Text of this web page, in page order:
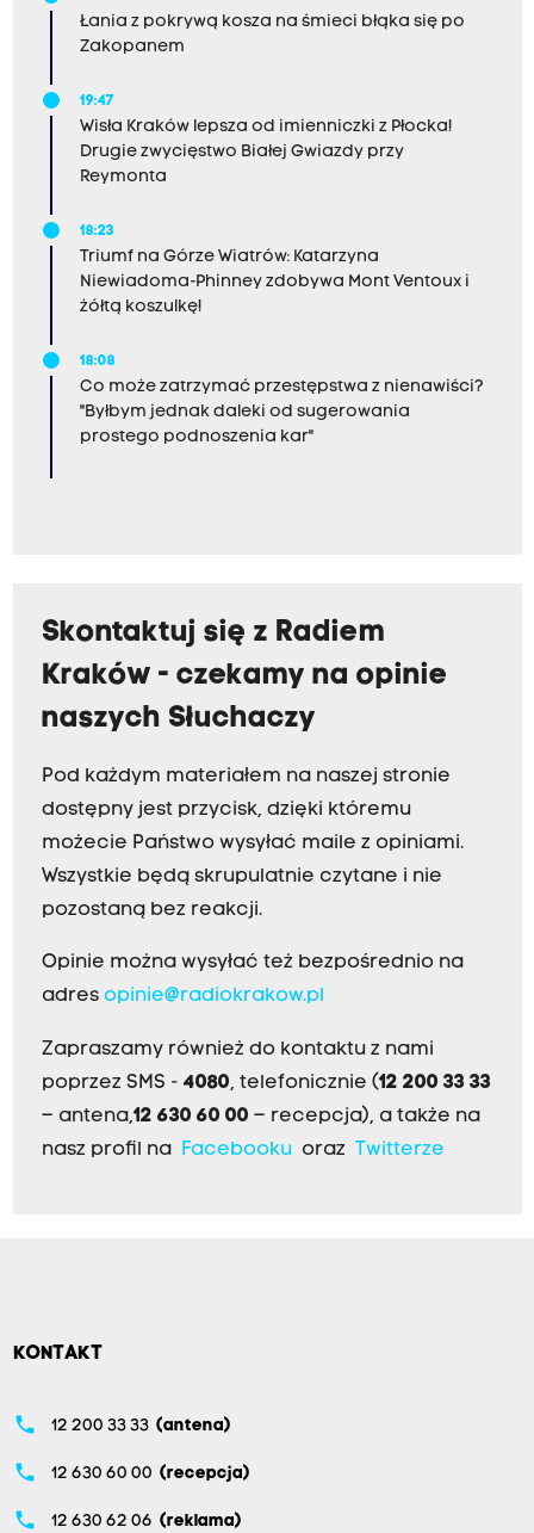
Łania z pokrywą kosza na śmieci błąka się po
Zakopanem
19:47
Wisła Kraków lepsza od imienniczki z Płocka!
Drugie zwycięstwo Białej Gwiazdy przy
Reymonta
18:23
Triumf na Górze Wiatrów: Katarzyna
Niewiadoma-Phinney zdobywa Mont Ventoux i
żółtą koszulkę!
18:08
Co może zatrzymać przestępstwa z nienawiści?
"Byłbym jednak daleki od sugerowania
prostego podnoszenia kar"
Skontaktuj się z Radiem
Kraków - czekamy na opinie
naszych Słuchaczy
Pod każdym materiałem na naszej stronie
dostępny jest przycisk, dzięki któremu
możecie Państwo wysyłać maile z opiniami.
Wszystkie będą skrupulatnie czytane i nie
pozostaną bez reakcji.
Opinie można wysyłać też bezpośrednio na
adres opinie@radiokrakow.pl
Zapraszamy również do kontaktu z nami
poprzez SMS - 4080, telefonicznie (12 200 33 33
– antena,12 630 60 00 – recepcja), a także na
nasz profil na
Facebookuoraz Twitterze
KONTAKT
phone 12 200 33 33 (antena)
phone 12 630 60 00 (recepcja)
phone 12 630 62 06 (reklama)